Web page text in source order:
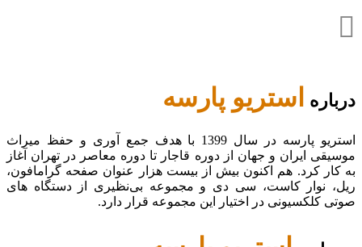
درباره استریو پارسه
استریو پارسه در سال 1399 با هدف جمع آوری و حفظ میراث
موسیقی ایران و جهان از دوره قاجار تا دوره معاصر در تهران آغاز
به کار کرد. هم اکنون بیش از بیست هزار عنوان صفحه گرامافون،
ریل، نوار کاست، سی دی و مجموعه بی‌نظیری از دستگاه های
صوتی کلکسیونی در اختیار این مجموعه قرار دارد.